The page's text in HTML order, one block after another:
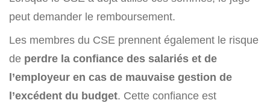
peut demander le remboursement.
Les membres du CSE prennent également le risque
de perdre la confiance des salariés et de
l’employeur en cas de mauvaise gestion de
l’excédent du budget. Cette confiance est